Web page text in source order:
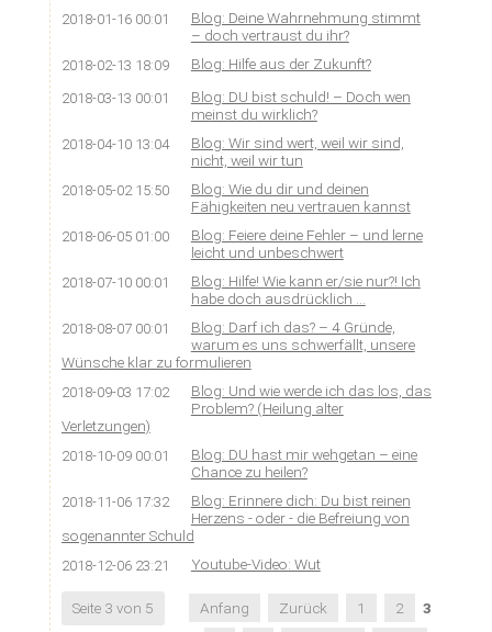
2018-01-16 00:01
Blog: Deine Wahrnehmung stimmt
– doch vertraust du ihr?
2018-02-13 18:09 Blog: Hilfe aus der Zukunft?
2018-03-13 00:01
Blog: DU bist schuld! – Doch wen
meinst du wirklich?
2018-04-10 13:04
Blog: Wir sind wert, weil wir sind,
nicht, weil wir tun
2018-05-02 15:50
Blog: Wie du dir und deinen
Fähigkeiten neu vertrauen kannst
2018-06-05 01:00
Blog: Feiere deine Fehler – und lerne
leicht und unbeschwert
2018-07-10 00:01
Blog: Hilfe! Wie kann er/sie nur?! Ich
habe doch ausdrücklich …
2018-08-07 00:01
Blog: Darf ich das? – 4 Gründe,
warum es uns schwerfällt, unsere
Wünsche klar zu formulieren
2018-09-03 17:02
Blog: Und wie werde ich das los, das
Problem? (Heilung alter
Verletzungen)
2018-10-09 00:01
Blog: DU hast mir wehgetan – eine
Chance zu heilen?
2018-11-06 17:32
Blog: Erinnere dich: Du bist reinen
Herzens - oder - die Befreiung von
sogenannter Schuld
2018-12-06 23:21 Youtube-Video: Wut
Seite 3 von 5 Anfang Zurück 1 2
3